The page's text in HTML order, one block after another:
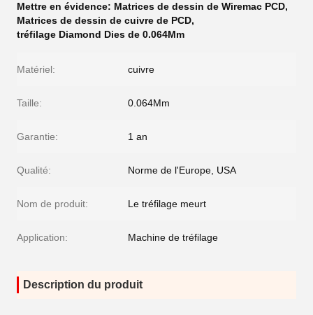
Mettre en évidence: Matrices de dessin de Wiremac PCD,
Matrices de dessin de cuivre de PCD,
tréfilage Diamond Dies de 0.064Mm
Matériel: cuivre
Taille: 0.064Mm
Garantie: 1 an
Qualité: Norme de l'Europe, USA
Nom de produit: Le tréfilage meurt
Application: Machine de tréfilage
Description du produit